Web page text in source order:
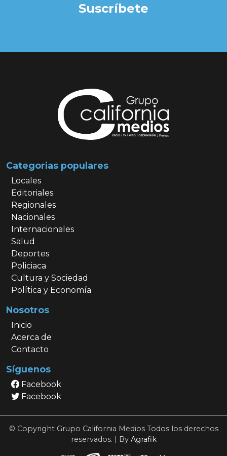
Suscríbete
Categorias populares
Locales
Editoriales
Regionales
Nacionales
Internacionales
Salud
Deportes
Policiaca
Cultura y Sociedad
Política y Economía
Nosotros
Inicio
Acerca de
Contacto
Síguenos
Facebook
Facebook
© Copyright Grupo California Medios Todos los derechos
reservados. | By Agrafik